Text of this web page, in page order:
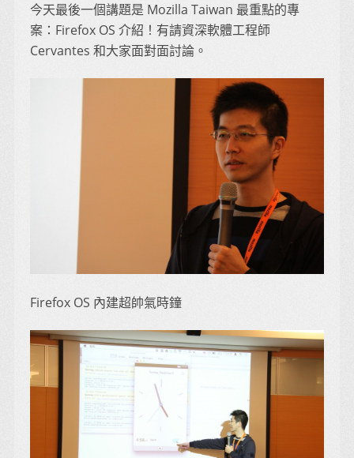
今天最後一個講題是 Mozilla Taiwan 最重點的專
案：Firefox OS 介紹！有請資深軟體工程師
Cervantes 和大家面對面討論。
Firefox OS 內建超帥氣時鐘